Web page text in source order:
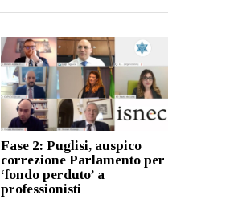
Fase 2: Puglisi, auspico
correzione Parlamento per
‘fondo perduto’ a
professionisti